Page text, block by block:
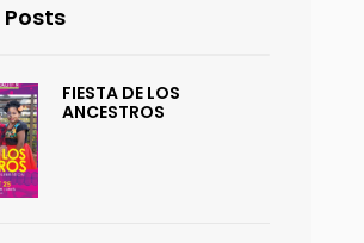
Posts
FIESTA DE LOS
ANCESTROS